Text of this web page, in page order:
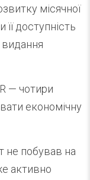
місячної
доступність
— чотири
економічну
не побував на
активно